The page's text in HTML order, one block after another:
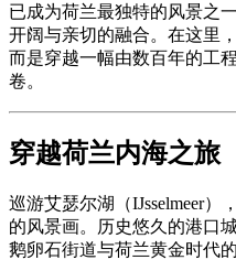
已成为荷兰最独特的风景之
开阔与亲切的融合。在这里
而是穿越一幅由数百年的工
卷。
穿越荷兰内海之旅
巡游艾瑟尔湖（IJsselmeer
的风景画。历史悠久的港口
鹅卵石街道与荷兰黄金时代